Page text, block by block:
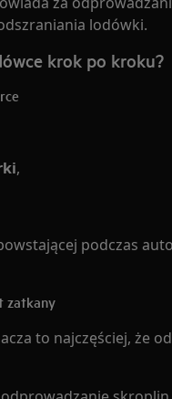
lodówki.
krok po kroku?
,
podczas
zatkany
to najczęściej, że